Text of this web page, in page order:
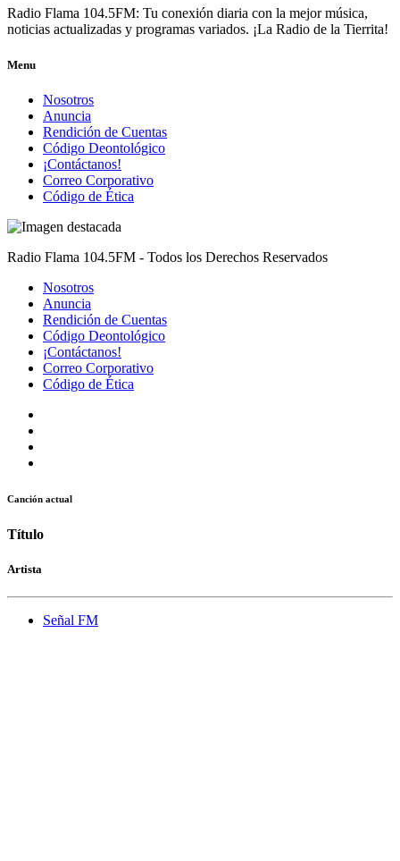
Radio Flama 104.5FM: Tu conexión diaria con la mejor música,
noticias actualizadas y programas variados. ¡La Radio de la Tierrita!
Menu
Nosotros
Anuncia
Rendición de Cuentas
Código Deontológico
¡Contáctanos!
Correo Corporativo
Código de Ética
Radio Flama 104.5FM - Todos los Derechos Reservados
Nosotros
Anuncia
Rendición de Cuentas
Código Deontológico
¡Contáctanos!
Correo Corporativo
Código de Ética
Canción actual
Título
Artista
Señal FM